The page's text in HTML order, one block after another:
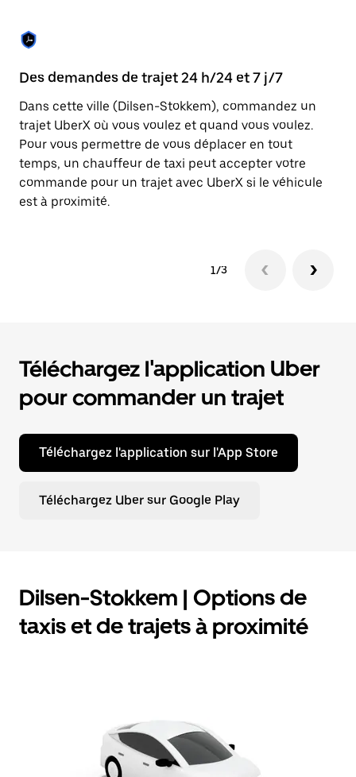
Des demandes de trajet 24 h/24 et 7 j/7
Dans cette ville (Dilsen-Stokkem), commandez un
trajet UberX où vous voulez et quand vous voulez.
Pour vous permettre de vous déplacer en tout
temps, un chauffeur de taxi peut accepter votre
commande pour un trajet avec UberX si le véhicule
est à proximité.
1/3
Téléchargez l'application Uber
pour commander un trajet
Téléchargez l'application sur l'App Store
Téléchargez Uber sur Google Play
Dilsen-Stokkem | Options de
taxis et de trajets à proximité